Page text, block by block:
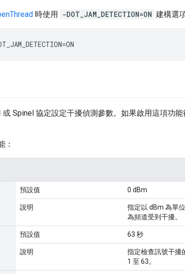
時使用 -DOT_JAM_DETECTION=ON 建構選
或 Spinel 協定設定干擾偵測參數。如果啟用這項功
：
預設值 0 dBm
說明
指定以 dBm 為單
為頻道受到干擾。
預設值 63 秒
說明
指定檢查訊號干擾
1 至 63。